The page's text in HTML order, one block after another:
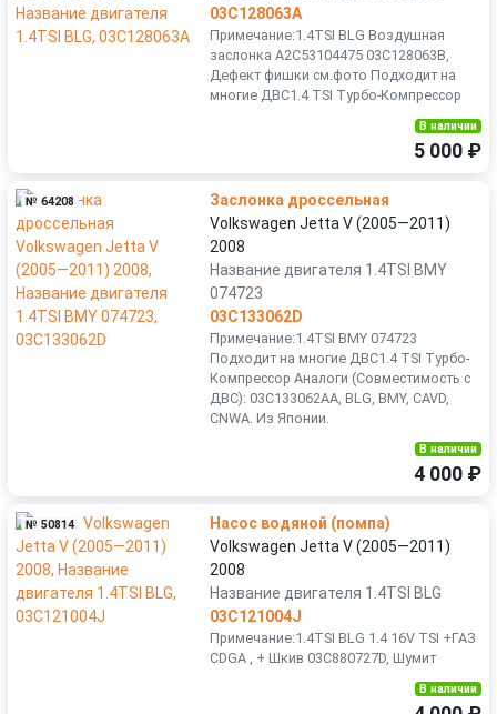
03C128063A
Примечание:1.4TSI BLG Воздушная
заслонка A2C53104475 03C128063B,
Дефект фишки см.фото Подходит на
многие ДВС1.4 TSI Турбо-Компрессор
В наличии
5 000 ₽
№ 64208
Заслонка дроссельная
Volkswagen Jetta V (2005—2011)
2008
Название двигателя 1.4TSI BMY
074723
03C133062D
Примечание:1.4TSI BMY 074723
Подходит на многие ДВС1.4 TSI Турбо-
Компрессор Аналоги (Совместимость с
ДВС): 03C133062AA, BLG, BMY, CAVD,
CNWA. Из Японии.
В наличии
4 000 ₽
№ 50814
Насос водяной (помпа)
Volkswagen Jetta V (2005—2011)
2008
Название двигателя 1.4TSI BLG
03C121004J
Примечание:1.4TSI BLG 1.4 16V TSI +ГАЗ
CDGA , + Шкив 03C880727D, Шумит
В наличии